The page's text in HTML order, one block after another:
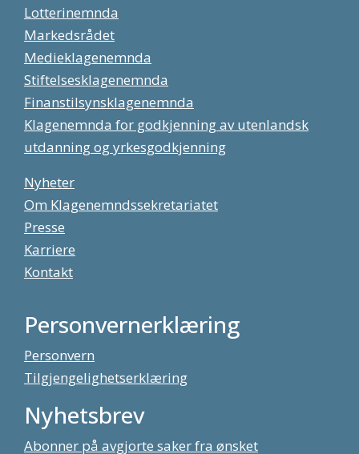
Lotterinemnda
Markedsrådet
Medieklagenemnda
Stiftelsesklagenemnda
Finanstilsynsklagenemnda
Klagenemnda for godkjenning av utenlandsk
utdanning og yrkesgodkjenning
Nyheter
Om Klagenemndssekretariatet
Presse
Karriere
Kontakt
Personvernerklæring
Personvern
Tilgjengelighetserklæring
Nyhetsbrev
Abonner på avgjorte saker fra ønsket